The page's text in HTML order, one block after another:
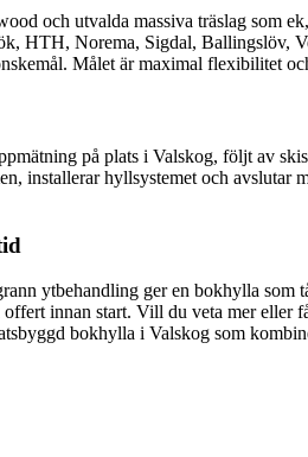
och utvalda massiva träslag som
HTH, Norema, Sigdal,
Målet är maximal flexibilitet
på plats i Valskog, följt av
installerar hyllsystemet och
ytbehandling ger en bokhylla som
innan start. Vill du veta mer eller
bokhylla i Valskog som